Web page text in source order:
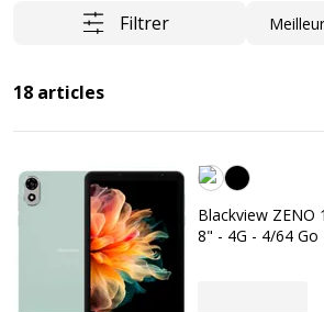
Filtrer Trier
18 articles
Green
Blackview ZENO
8" - 4G - 4/64 Go